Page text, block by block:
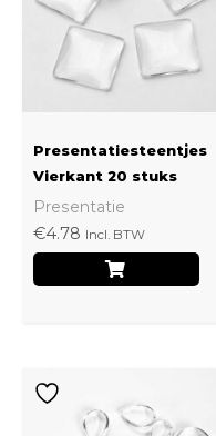
Presentatiesteentjes
Vierkant 20 stuks
Presentatie
€4.78 Incl. BTW